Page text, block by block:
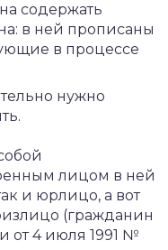
содержать
в ней прописаны
в процессе
нужно
лицом в ней
и юрлицо, а вот
(гражданин
от 4 июля 1991 №